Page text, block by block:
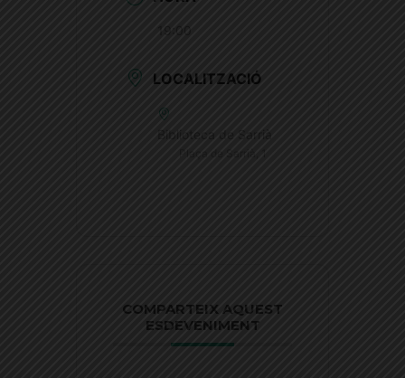
19:00
LOCALITZACIÓ
Biblioteca de Sarrià
COMPARTEIX AQUEST
ESDEVENIMENT